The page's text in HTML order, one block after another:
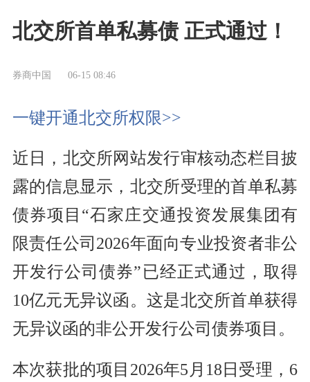
北交所首单私募债 正式通过！
券商中国 06-15 08:46
一键开通北交所权限>>
近日，北交所网站发行审核动态栏目披
露的信息显示，北交所受理的首单私募
债券项目“石家庄交通投资发展集团有
限责任公司2026年面向专业投资者非公
开发行公司债券”已经正式通过，取得
10亿元无异议函。这是北交所首单获得
无异议函的非公开发行公司债券项目。
本次获批的项目2026年5月18日受理，6